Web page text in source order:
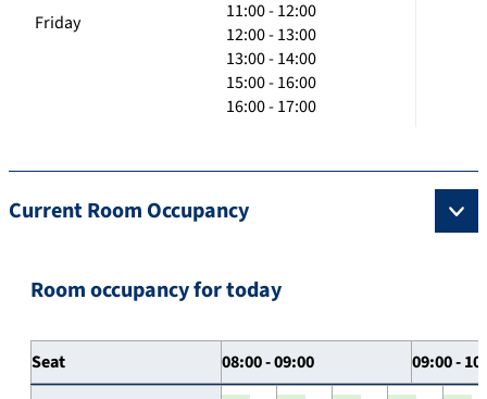
Friday
11:00 - 12:00
12:00 - 13:00
13:00 - 14:00
15:00 - 16:00
16:00 - 17:00
Current Room Occupancy
Room occupancy for today
Seat 08:00 - 09:00 09:00 -